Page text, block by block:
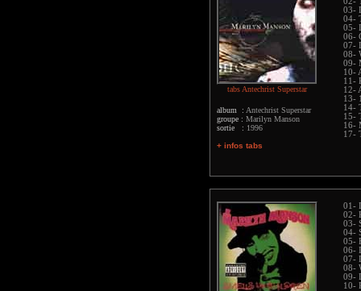
tabs Antechrist Superstar
album : Antechrist Superstar
groupe : Marilyn Manson
sortie : 1996
+ infos tabs
03-
04-
05-
06-
07-
08-
09-
10-
11-
12-
13-
14-
15-
16-
17-
01-
02-
03-
04-
05-
06-
07-
08-
09-
10-